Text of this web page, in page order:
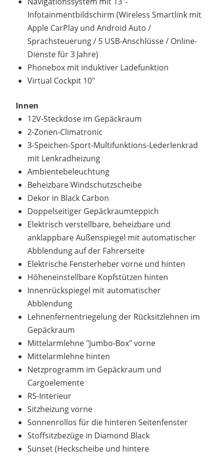
Infotainmentbildschirm (Wireless Smartlink mit
Apple CarPlay und Android Auto /
Sprachsteuerung / 5 USB-Anschlüsse / Online-
Dienste für 3 Jahre)
Phonebox mit induktiver Ladefunktion
Virtual Cockpit 10"
Innen
12V-Steckdose im Gepäckraum
2-Zonen-Climatronic
3-Speichen-Sport-Multifunktions-Lederlenkrad
mit Lenkradheizung
Ambientebeleuchtung
Beheizbare Windschutzscheibe
Dekor in Black Carbon
Doppelseitiger Gepäckraumteppich
Elektrisch verstellbare, beheizbare und
anklappbare Außenspiegel mit automatischer
Abblendung auf der Fahrerseite
Elektrische Fensterheber vorne und hinten
Höheneinstellbare Kopfstützen hinten
Innenrückspiegel mit automatischer
Abblendung
Lehnenfernentriegelung der Rücksitzlehnen im
Gepäckraum
Mittelarmlehne "Jumbo-Box" vorne
Mittelarmlehne hinten
Netzprogramm im Gepäckraum und
Cargoelemente
RS-Interieur
Sitzheizung vorne
Sonnenrollos für die hinteren Seitenfenster
Stoffsitzbezüge in Diamond Black
Sunset (Heckscheibe und hintere